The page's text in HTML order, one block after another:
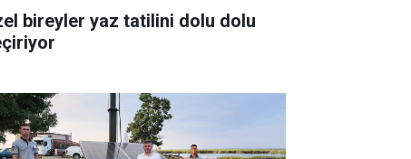
bireyler yaz tatilini dolu dolu